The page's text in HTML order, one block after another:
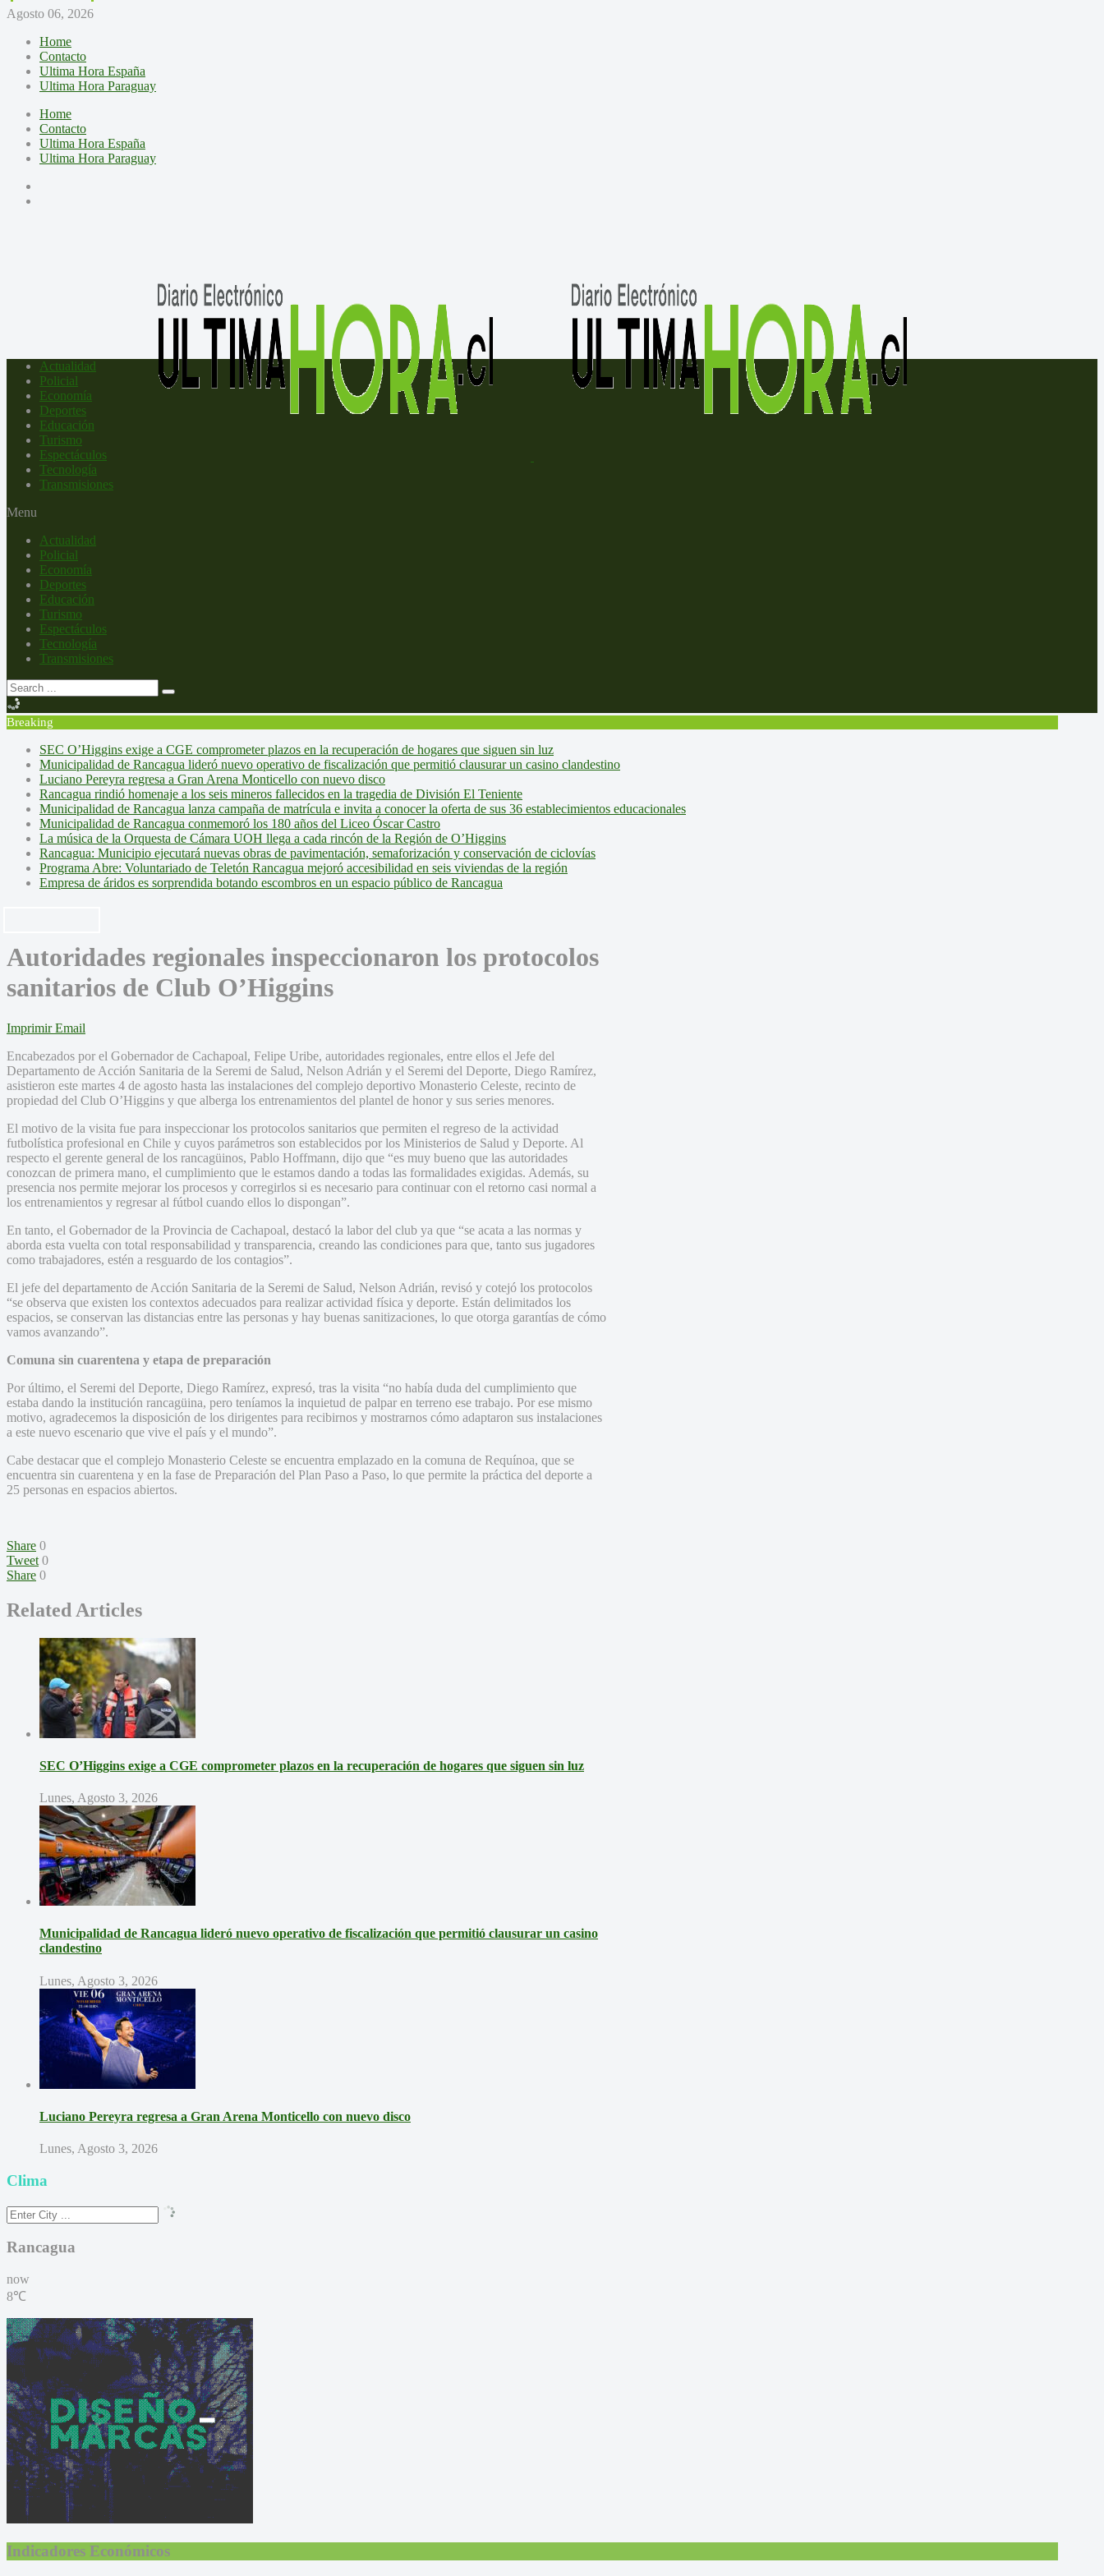
Agosto 06, 2026
Home
Contacto
Ultima Hora España
Ultima Hora Paraguay
Home
Contacto
Ultima Hora España
Ultima Hora Paraguay
Actualidad
Policial
Economía
Deportes
Educación
Turismo
Espectáculos
Tecnología
Transmisiones
Menu
Actualidad
Policial
Economía
Deportes
Educación
Turismo
Espectáculos
Tecnología
Transmisiones
Breaking
SEC O’Higgins exige a CGE comprometer plazos en la recuperación de hogares que siguen sin luz
Municipalidad de Rancagua lideró nuevo operativo de fiscalización que permitió clausurar un casino clandestino
Luciano Pereyra regresa a Gran Arena Monticello con nuevo disco
Rancagua rindió homenaje a los seis mineros fallecidos en la tragedia de División El Teniente
Municipalidad de Rancagua lanza campaña de matrícula e invita a conocer la oferta de sus 36 establecimientos educacionales
Municipalidad de Rancagua conmemoró los 180 años del Liceo Óscar Castro
La música de la Orquesta de Cámara UOH llega a cada rincón de la Región de O’Higgins
Rancagua: Municipio ejecutará nuevas obras de pavimentación, semaforización y conservación de ciclovías
Programa Abre: Voluntariado de Teletón Rancagua mejoró accesibilidad en seis viviendas de la región
Empresa de áridos es sorprendida botando escombros en un espacio público de Rancagua
Autoridades regionales inspeccionaron los protocolos
sanitarios de Club O’Higgins
Imprimir Email
Encabezados por el Gobernador de Cachapoal, Felipe Uribe, autoridades regionales, entre ellos el Jefe del
Departamento de Acción Sanitaria de la Seremi de Salud, Nelson Adrián y el Seremi del Deporte, Diego Ramírez,
asistieron este martes 4 de agosto hasta las instalaciones del complejo deportivo Monasterio Celeste, recinto de
propiedad del Club O’Higgins y que alberga los entrenamientos del plantel de honor y sus series menores.
El motivo de la visita fue para inspeccionar los protocolos sanitarios que permiten el regreso de la actividad
futbolística profesional en Chile y cuyos parámetros son establecidos por los Ministerios de Salud y Deporte. Al
respecto el gerente general de los rancagüinos, Pablo Hoffmann, dijo que “es muy bueno que las autoridades
conozcan de primera mano, el cumplimiento que le estamos dando a todas las formalidades exigidas. Además, su
presencia nos permite mejorar los procesos y corregirlos si es necesario para continuar con el retorno casi normal a
los entrenamientos y regresar al fútbol cuando ellos lo dispongan”.
En tanto, el Gobernador de la Provincia de Cachapoal, destacó la labor del club ya que “se acata a las normas y
aborda esta vuelta con total responsabilidad y transparencia, creando las condiciones para que, tanto sus jugadores
como trabajadores, estén a resguardo de los contagios”.
El jefe del departamento de Acción Sanitaria de la Seremi de Salud, Nelson Adrián, revisó y cotejó los protocolos
“se observa que existen los contextos adecuados para realizar actividad física y deporte. Están delimitados los
espacios, se conservan las distancias entre las personas y hay buenas sanitizaciones, lo que otorga garantías de cómo
vamos avanzando”.
Comuna sin cuarentena y etapa de preparación
Por último, el Seremi del Deporte, Diego Ramírez, expresó, tras la visita “no había duda del cumplimiento que
estaba dando la institución rancagüina, pero teníamos la inquietud de palpar en terreno ese trabajo. Por ese mismo
motivo, agradecemos la disposición de los dirigentes para recibirnos y mostrarnos cómo adaptaron sus instalaciones
a este nuevo escenario que vive el país y el mundo”.
Cabe destacar que el complejo Monasterio Celeste se encuentra emplazado en la comuna de Requínoa, que se
encuentra sin cuarentena y en la fase de Preparación del Plan Paso a Paso, lo que permite la práctica del deporte a
25 personas en espacios abiertos.
Share 0
Tweet 0
Share 0
Related Articles
SEC O’Higgins exige a CGE comprometer plazos en la recuperación de hogares que siguen sin luz
Lunes, Agosto 3, 2026
Municipalidad de Rancagua lideró nuevo operativo de fiscalización que permitió clausurar un casino
clandestino
Lunes, Agosto 3, 2026
Luciano Pereyra regresa a Gran Arena Monticello con nuevo disco
Lunes, Agosto 3, 2026
Clima
Rancagua
now
8℃
Indicadores Económicos